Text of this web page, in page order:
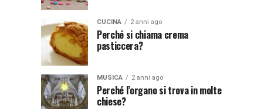
CUCINA 2 anni ago
Perché si chiama crema
pasticcera?
MUSICA 2 anni ago
Perché l’organo si trova in molte
chiese?